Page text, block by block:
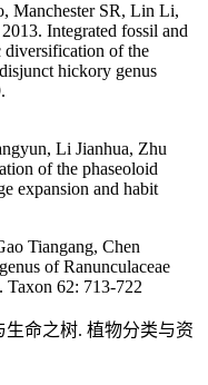
Manchester SR, Lin Li,
Integrated fossil and
diversification of the
hickory genus
Li Jianhua, Zhu
of the phaseoloid
expansion and habit
Tiangang, Chen
of Ranunculaceae
Taxon 62: 713-722
生命之树. 植物分类与资